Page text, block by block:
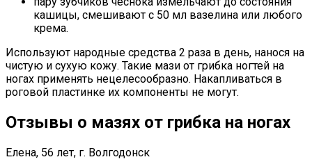
кашицы, смешивают с 50 мл вазелина или любого
крема.
Используют народные средства 2 раза в день, нанося на
чистую и сухую кожу. Такие мази от грибка ногтей на
ногах применять нецелесообразно. Накапливаться в
роговой пластинке их компоненты не могут.
Отзывы о мазях от грибка на ногах
Елена, 56 лет, г. Волгодонск